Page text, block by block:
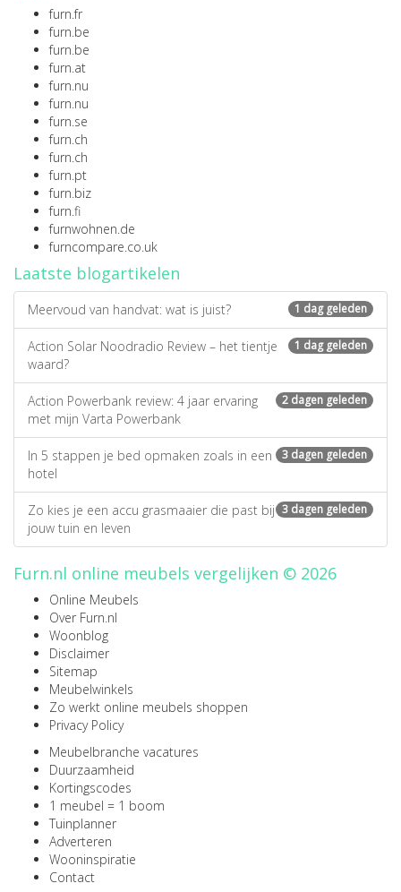
furn.fr
furn.be
furn.be
furn.at
furn.nu
furn.nu
furn.se
furn.ch
furn.ch
furn.pt
furn.biz
furn.fi
furnwohnen.de
furncompare.co.uk
Laatste blogartikelen
1 dag geleden
Meervoud van handvat: wat is juist?
1 dag geleden
Action Solar Noodradio Review – het tientje
waard?
2 dagen geleden
Action Powerbank review: 4 jaar ervaring
met mijn Varta Powerbank
3 dagen geleden
In 5 stappen je bed opmaken zoals in een
hotel
3 dagen geleden
Zo kies je een accu grasmaaier die past bij
jouw tuin en leven
Furn.nl online meubels vergelijken © 2026
Online Meubels
Over Furn.nl
Woonblog
Disclaimer
Sitemap
Meubelwinkels
Zo werkt online meubels shoppen
Privacy Policy
Meubelbranche vacatures
Duurzaamheid
Kortingscodes
1 meubel = 1 boom
Tuinplanner
Adverteren
Wooninspiratie
Contact